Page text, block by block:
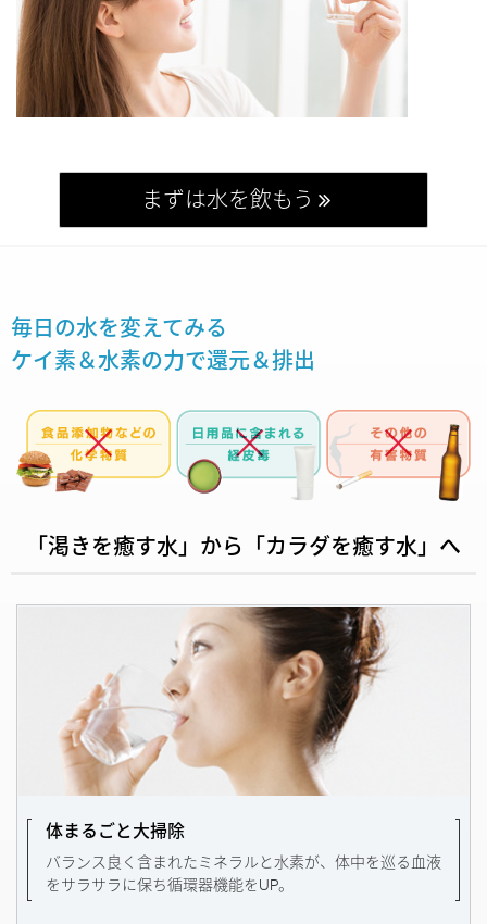
まずは水を飲もう
毎日の水を変えてみる
ケイ素＆水素の力で還元＆排出
「渇きを癒す水」から「カラダを癒す水」へ
体まるごと大掃除
バランス良く含まれたミネラルと水素が、体中を巡る血液
をサラサラに保ち循環器機能をUP。